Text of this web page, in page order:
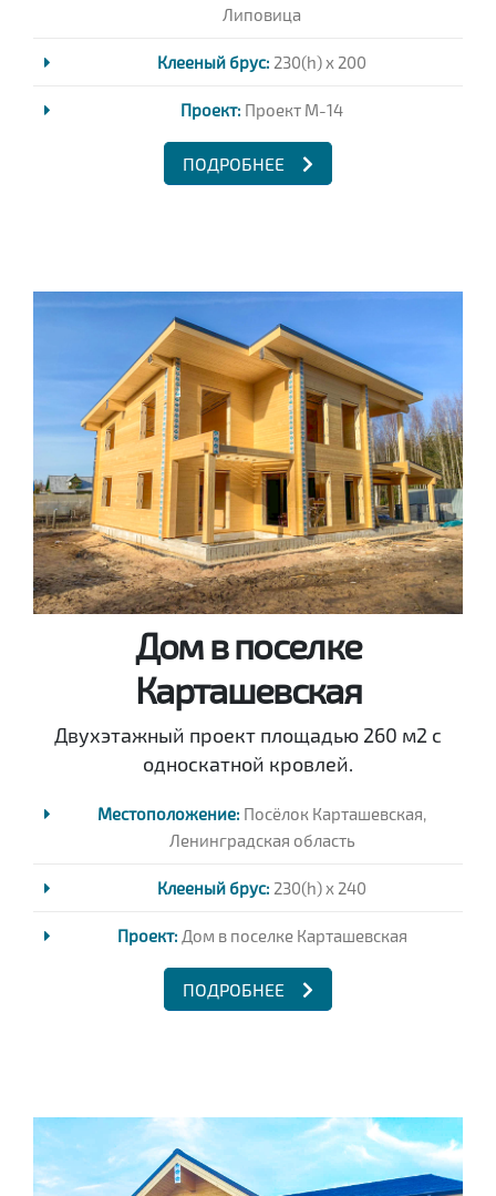
Липовица
Клееный брус: 230(h) x 200
Проект: Проект M-14
ПОДРОБНЕЕ
Дом в поселке
Карташевская
Двухэтажный проект площадью 260 м2 с
односкатной кровлей.
Местоположение: Посёлок Карташевская,
Ленинградская область
Клееный брус: 230(h) x 240
Проект: Дом в поселке Карташевская
ПОДРОБНЕЕ